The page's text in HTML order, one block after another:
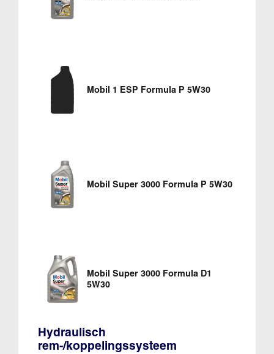
Mobil 1 ESP Formula P 5W30
Mobil Super 3000 Formula P 5W30
Mobil Super 3000 Formula D1
5W30
Hydraulisch
rem-/koppelingssysteem